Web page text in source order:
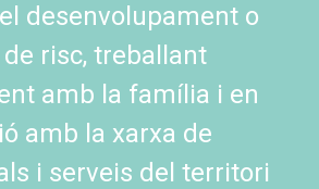
desenvolupament o
risc, treballant
amb la família i en
amb la xarxa de
i serveis del territori